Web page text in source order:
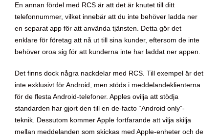
En annan fördel med RCS är att det är knutet till ditt
telefonnummer, vilket innebär att du inte behöver ladda ner
en separat app för att använda tjänsten. Detta gör det
enklare för företag att nå ut till sina kunder, eftersom de inte
behöver oroa sig för att kunderna inte har laddat ner appen.
Det finns dock några nackdelar med RCS. Till exempel är det
inte exklusivt för Android, men stöds i meddelandeklienterna
för de flesta Android-telefoner. Apples ovilja att stödja
standarden har gjort den till en de-facto “Android only”-
teknik. Dessutom kommer Apple fortfarande att vilja skilja
mellan meddelanden som skickas med Apple-enheter och de